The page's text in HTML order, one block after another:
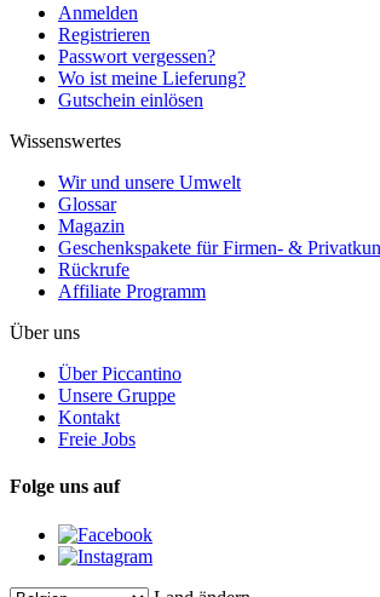
Anmelden
Registrieren
Passwort vergessen?
Wo ist meine Lieferung?
Gutschein einlösen
Wissenswertes
Wir und unsere Umwelt
Glossar
Magazin
Geschenkspakete für Firmen- &
Rückrufe
Affiliate Programm
Über uns
Über Piccantino
Unsere Gruppe
Kontakt
Freie Jobs
Folge uns auf